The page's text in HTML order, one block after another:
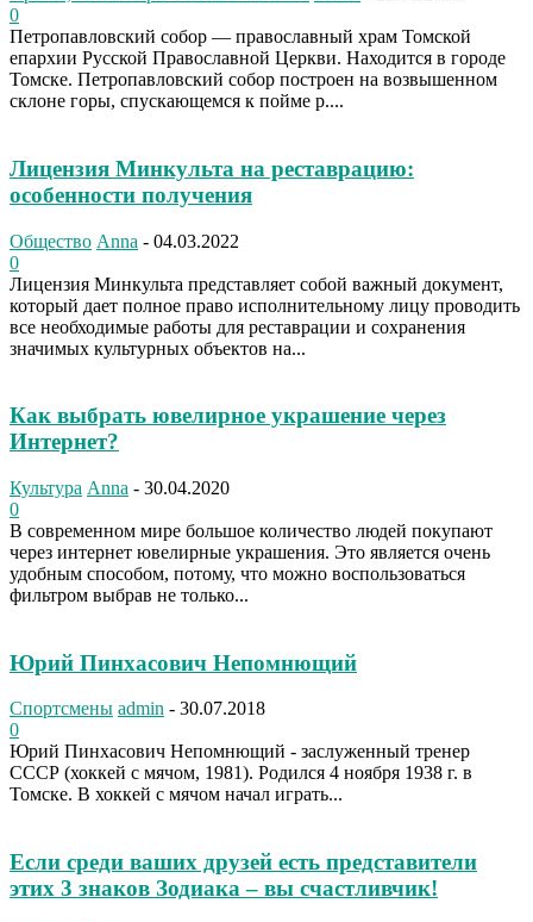
0
Петропавловский собор — православный храм Томской
епархии Русской Православной Церкви. Находится в городе
Томске. Петропавловский собор построен на возвышенном
склоне горы, спускающемся к пойме р....
Лицензия Минкульта на реставрацию:
особенности получения
Общество Anna - 04.03.2022
0
Лицензия Минкульта представляет собой важный документ,
который дает полное право исполнительному лицу проводить
все необходимые работы для реставрации и сохранения
значимых культурных объектов на...
Как выбрать ювелирное украшение через
Интернет?
Культура Anna - 30.04.2020
0
В современном мире большое количество людей покупают
через интернет ювелирные украшения. Это является очень
удобным способом, потому, что можно воспользоваться
фильтром выбрав не только...
Юрий Пинхасович Непомнющий
Спортсмены admin - 30.07.2018
0
Юрий Пинхасович Непомнющий - заслуженный тренер
СССР (хоккей с мячом, 1981). Родился 4 ноября 1938 г. в
Томске. В хоккей с мячом начал играть...
Если среди ваших друзей есть представители
этих 3 знаков Зодиака – вы счастливчик!